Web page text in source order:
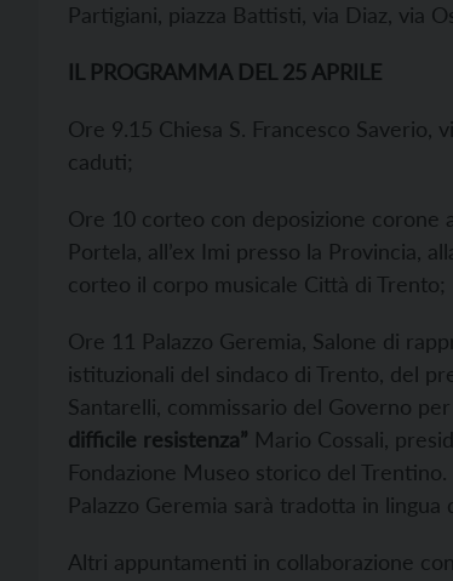
Partigiani, piazza Battisti, via Diaz, via
IL PROGRAMMA DEL 25 APRILE
Ore 9.15 Chiesa S. Francesco Saverio,
caduti;
Ore 10 corteo con deposizione corone
Portela, all’ex Imi presso la Provincia,
corteo il corpo musicale Città di Trento;
Ore 11 Palazzo Geremia, Salone di
istituzionali del sindaco di Trento, del
Santarelli, commissario del Governo
difficile resistenza” Mario Cossali,
Fondazione Museo storico del
Palazzo Geremia sarà tradotta in lingua
Altri appuntamenti in collaborazione